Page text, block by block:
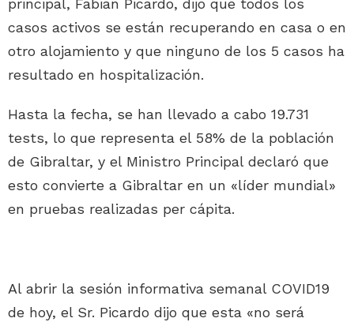
principal, Fabian Picardo, dijo que todos los
casos activos se están recuperando en casa o en
otro alojamiento y que ninguno de los 5 casos ha
resultado en hospitalización.
Hasta la fecha, se han llevado a cabo 19.731
tests, lo que representa el 58% de la población
de Gibraltar, y el Ministro Principal declaró que
esto convierte a Gibraltar en un «líder mundial»
en pruebas realizadas per cápita.
Al abrir la sesión informativa semanal COVID19
de hoy, el Sr. Picardo dijo que esta «no será